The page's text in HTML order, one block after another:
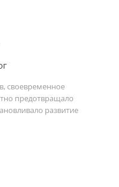
своевременное
предотвращало
развитие